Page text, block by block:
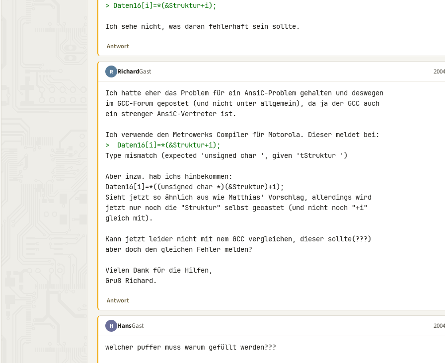
> Daten16[i]=*(&Struktur+i);
Ich sehe nicht, was daran fehlerhaft sein sollte.
Antwort
R RichardGast
Ich hatte eher das Problem für ein AnsiC-Problem gehalten und deswegen
im GCC-Forum gepostet (und nicht unter allgemein), da ja der GCC auch
ein strenger AnsiC-Vertreter ist.
>  Daten16[i]=*(&Struktur+i);
Type mismatch (expected 'unsigned char ', given 'tStruktur ')
Aber inzw. hab ichs hinbekommen:
Daten16[i]=*((unsigned char *)(&Struktur)+i);
Sieht jetzt so ähnlich aus wie Matthias' Vorschlag, allerdings wird
jetzt nur noch die "Struktur" selbst gecastet (und nicht noch "+i"
gleich mit).
Kann jetzt leider nicht mit nem GCC vergleichen, dieser sollte(???)
aber doch den gleichen Fehler melden?
Vielen Dank für die Hilfen,
Gruß Richard.
Antwort
H HansGast
welcher puffer muss warum gefüllt werden???